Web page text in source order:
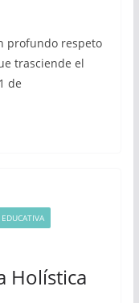
profundo respeto
trasciende el
de
Holística